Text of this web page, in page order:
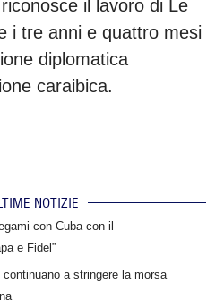
il lavoro di Le
i tre anni e quattro mesi
diplomatica
caraibica.
NOTIZIE
con Cuba con il
e Fidel”
a stringere la morsa